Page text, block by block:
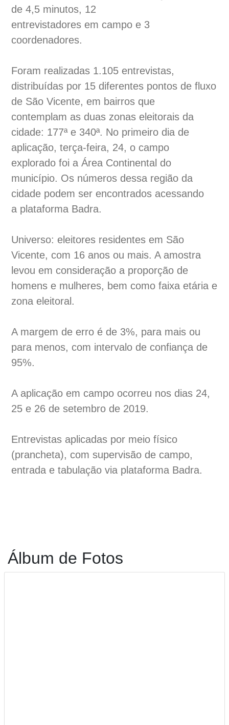
de 4,5 minutos, 12
entrevistadores em campo e 3
coordenadores.
Foram realizadas 1.105 entrevistas,
distribuídas por 15 diferentes pontos de fluxo
de São Vicente, em bairros que
contemplam as duas zonas eleitorais da
cidade: 177ª e 340ª. No primeiro dia de
aplicação, terça-feira, 24, o campo
explorado foi a Área Continental do
município. Os números dessa região da
cidade podem ser encontrados acessando
a plataforma Badra.
Universo: eleitores residentes em São
Vicente, com 16 anos ou mais. A amostra
levou em consideração a proporção de
homens e mulheres, bem como faixa etária e
zona eleitoral.
A margem de erro é de 3%, para mais ou
para menos, com intervalo de confiança de
95%.
A aplicação em campo ocorreu nos dias 24,
25 e 26 de setembro de 2019.
Entrevistas aplicadas por meio físico
(prancheta), com supervisão de campo,
entrada e tabulação via plataforma Badra.
Álbum de Fotos